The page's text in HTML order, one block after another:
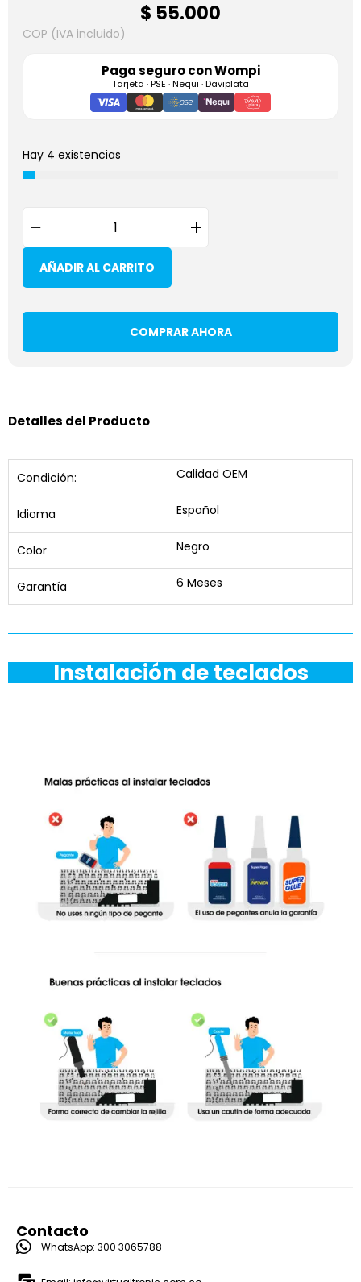
$ 55.000
COP (IVA incluido)
Paga seguro conWompi
Tarjeta · PSE · Nequi · Daviplata
Hay 4 existencias
AÑADIR AL CARRITO
COMPRAR AHORA
Detalles del Producto
Condición: Calidad OEM
Idioma Español
Color Negro
Garantía 6 Meses
Instalación de teclados
Contacto
WhatsApp: 300 3065788